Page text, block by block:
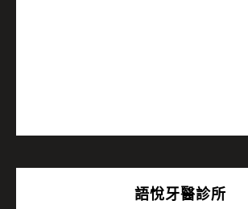
語悅牙醫診所